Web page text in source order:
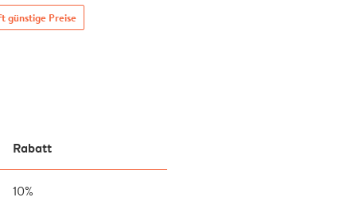
günstige Preise
Rabatt
10%